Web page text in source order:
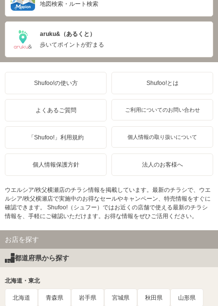
地図検索・ルート検索
aruku&（あるくと）
歩いてポイントが貯まる
Shufoo!の使い方 Shufoo!とは
よくあるご質問 ご利用についてのお問い合わせ
「Shufoo!」利用規約 個人情報の取り扱いについて
個人情報保護方針 法人のお客様へ
ウエルシア/秩父横瀬店のチラシ情報を掲載しています。最新のチラシで、ウエ
ルシア/秩父横瀬店で実施中のお得なセールやキャンペーン、特売情報をすぐに
確認できます。 Shufoo!（シュフー）ではお近くの店舗で使える最新のチラシ
情報を、手軽にご確認いただけます。お得な情報をぜひご活用ください。
お店を探す
都道府県から探す
北海道・東北
北海道 青森県 岩手県 宮城県 秋田県 山形県